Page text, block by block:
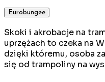
Eurobungee
Skoki i akrobacje na
uprzężach to czeka na
dzięki któremu, osoba
się od trampoliny na